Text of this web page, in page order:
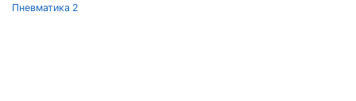
Пневматика 2